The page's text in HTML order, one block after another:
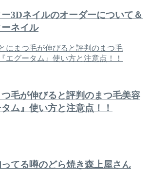
3Dネイルのオーダーについて＆
ネイル
毛が伸びると評判のまつ毛美容
ム』使い方と注意点！！
てる噂のどら焼き森上屋さん